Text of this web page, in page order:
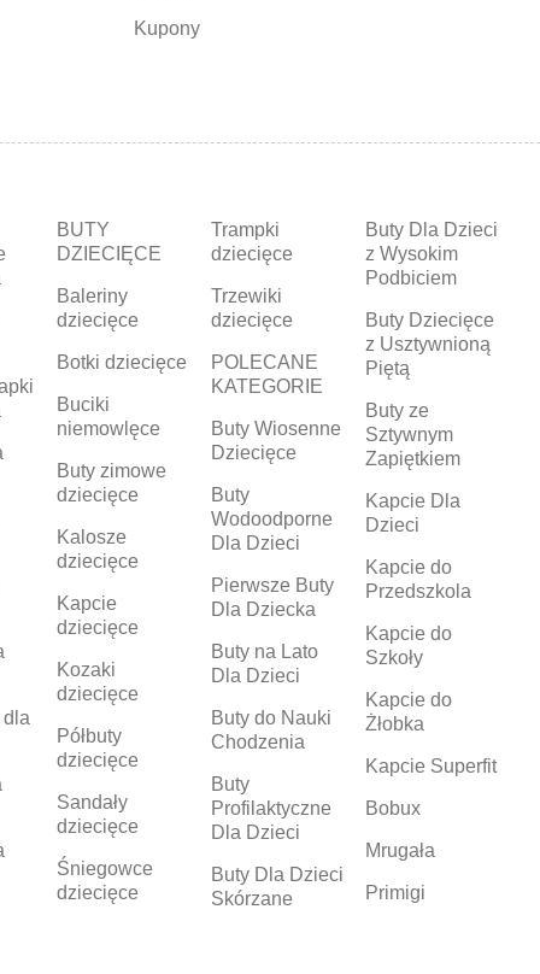
Kupony
dla
BUTY
DZIECIĘCE
Baleriny
dziecięce
Botki dziecięce
Buciki
niemowlęce
Buty zimowe
dziecięce
Kalosze
dziecięce
Kapcie
dziecięce
Kozaki
dziecięce
Półbuty
dziecięce
Sandały
dziecięce
Śniegowce
dziecięce
Trampki
dziecięce
Trzewiki
dziecięce
POLECANE
KATEGORIE
Buty Wiosenne
Dziecięce
Buty
Wodoodporne
Dla Dzieci
Pierwsze Buty
Dla Dziecka
Buty na Lato
Dla Dzieci
Buty do Nauki
Chodzenia
Buty
Profilaktyczne
Dla Dzieci
Buty Dla Dzieci
Skórzane
Buty Dla Dzieci
z Wysokim
Podbiciem
Buty Dziecięce
z Usztywnioną
Piętą
Buty ze
Sztywnym
Zapiętkiem
Kapcie Dla
Dzieci
Kapcie do
Przedszkola
Kapcie do
Szkoły
Kapcie do
Żłobka
Kapcie Superfit
Bobux
Mrugała
Primigi